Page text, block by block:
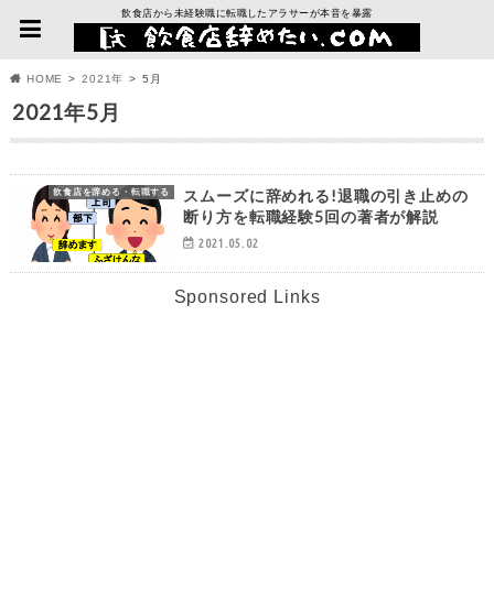
飲食店から未経験職に転職したアラサーが本音を暴露
HOME 2021年 5月
2021年5月
飲食店を辞める・転職する
スムーズに辞めれる!退職の引き止めの
断り方を転職経験5回の著者が解説
2021.05.02
Sponsored Links